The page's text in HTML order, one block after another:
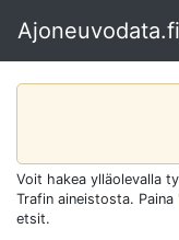
Ajoneuvodata.fi
Voit hakea ylläolevalla
Trafin aineistosta. Paina
etsit.